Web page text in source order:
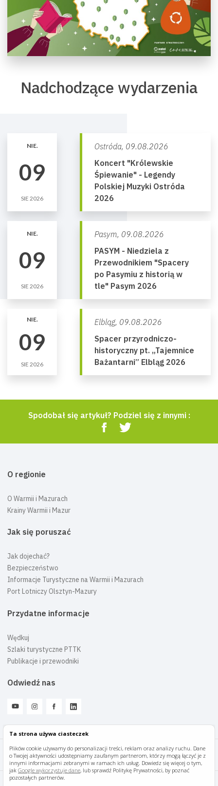
Ta strona używa ciasteczek
Plików cookie używamy do personalizacji treści, reklam oraz analizy ruchu. Dane
o Twojej aktywności udostępniamy zaufanym partnerom, którzy mogą łączyć je z
innymi informacjami zebranymi w ramach ich usług. Dowiedz się więcej o tym,
jak Google wykorzystuje dane, lub sprawdź Politykę Prywatności, by poznać
pozostałych partnerów.
Nadchodzące wydarzenia
NIE.
09
SIE 2026
Ostróda, 09.08.2026
Koncert "Królewskie
Śpiewanie" - Legendy
Polskiej Muzyki Ostróda
2026
NIE.
09
SIE 2026
Pasym, 09.08.2026
PASYM - Niedziela z
Przewodnikiem "Spacery
po Pasymiu z historią w
tle" Pasym 2026
NIE.
09
SIE 2026
Elbląg, 09.08.2026
Spacer przyrodniczo-
historyczny pt. „Tajemnice
Bażantarni” Elbląg 2026
Spodobał się artykuł? Podziel się z innymi :
O regionie
O Warmii i Mazurach
Krainy Warmii i Mazur
Jak się poruszać
Jak dojechać?
Bezpieczeństwo
Informacje Turystyczne na Warmii i Mazurach
Port Lotniczy Olsztyn-Mazury
Przydatne informacje
Wędkuj
Szlaki turystyczne PTTK
Publikacje i przewodniki
Odwiedź nas
Mazury Travel © 2026